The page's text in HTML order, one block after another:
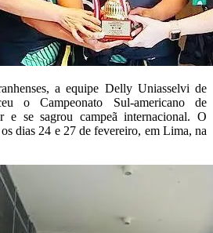
a equipe Delly Uniasselvi de
o Campeonato Sul-americano de
e se sagrou campeã internacional. O
dias 24 e 27 de fevereiro, em Lima, na